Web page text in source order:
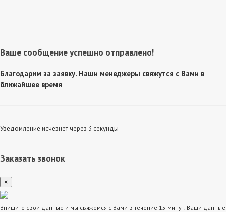
Ваше сообщение успешно отправлено!
Благодарим за заявку. Наши менеджеры свяжутся с Вами в
ближайшее время
Уведомление исчезнет через 3 секунды
Заказать звонок
×
Впишите свои данные и мы свяжемся с Вами в течение 15 минут. Ваши данные